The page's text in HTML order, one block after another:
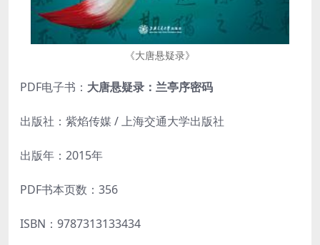
《大唐悬疑录》
PDF电子书： 大唐悬疑录：兰亭序密码
出版社：紫焰传媒 / 上海交通大学出版社
出版年：2015年
PDF书本页数：356
ISBN：9787313133434